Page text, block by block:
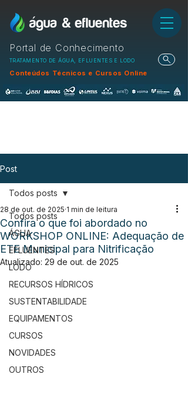
Portal de Conhecimento
TRATAMENTO DE ÁGUA, EFLUENTES E LODO
Conteúdos Técnicos e Cursos Online
Post
Todos posts
ÁGUA
EFLUENTES
LODO
RECURSOS HÍDRICOS
SUSTENTABILIDADE
EQUIPAMENTOS
CURSOS
NOVIDADES
OUTROS
Todos posts
Confira o que foi abordado no
WORKSHOP ONLINE: Adequação de
ETE Municipal para Nitrificação
28 de out. de 2025 1 min de leitura
Atualizado: 29 de out. de 2025